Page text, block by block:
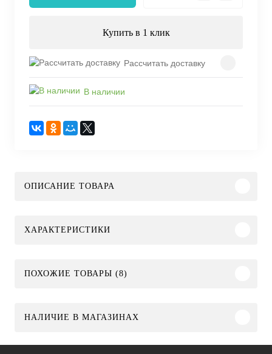
Купить в 1 клик
Рассчитать доставку
В наличии
ОПИСАНИЕ ТОВАРА
ХАРАКТЕРИСТИКИ
ПОХОЖИЕ ТОВАРЫ (8)
НАЛИЧИЕ В МАГАЗИНАХ